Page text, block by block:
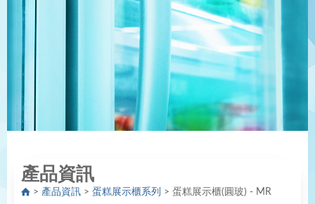
產品資訊
> 產品資訊 > 蛋糕展示櫃系列 > 蛋糕展示櫃(圓玻) - MR